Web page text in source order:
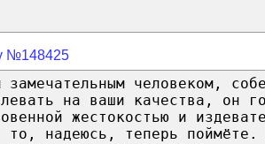
№148425
человеком,
на ваши качества, он
жестокостью и
то, надеюсь, теперь